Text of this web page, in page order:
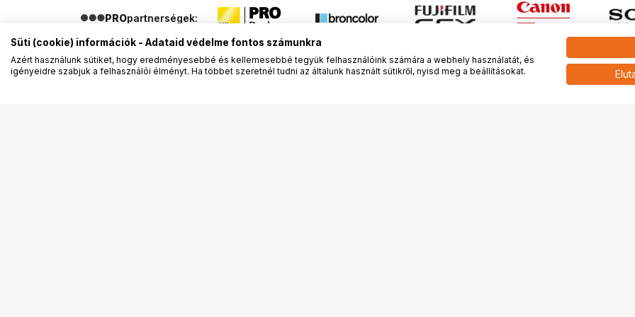
PROpartnerségek:
Süti (cookie) információk - Adataid védelme fontos számunkra
Azért használunk sütiket, hogy eredményesebbé és kellemesebbé tegyük felhasználóink számára a webhely használatát, és
igényeidre szabjuk a felhasználói élményt. Ha többet szeretnél tudni az általunk használt sütikről, nyisd meg a beállításokat.